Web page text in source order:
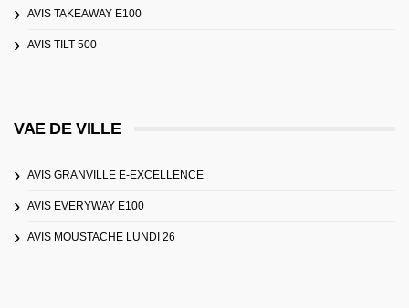
AVIS TAKEAWAY E100
AVIS TILT 500
VAE DE VILLE
AVIS GRANVILLE E-EXCELLENCE
AVIS EVERYWAY E100
AVIS MOUSTACHE LUNDI 26